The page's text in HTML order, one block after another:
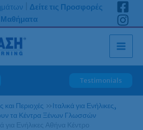
Δείτε τις Προσφορές
Testimonials
Περιοχές »Ιταλικά για Ενήλικες,
τα Κέντρα Ξένων Γλωσσών
για Ενήλικες Αθήνα Κέντρο